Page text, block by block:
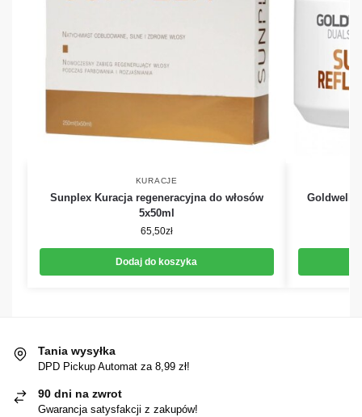
KURACJE
Sunplex Kuracja regeneracyjna do włosów
5x50ml
65,50zł
Dodaj do koszyka
Goldwell
Tania wysyłka
DPD Pickup Automat za 8,99 zł!
90 dni na zwrot
Gwarancja satysfakcji z zakupów!